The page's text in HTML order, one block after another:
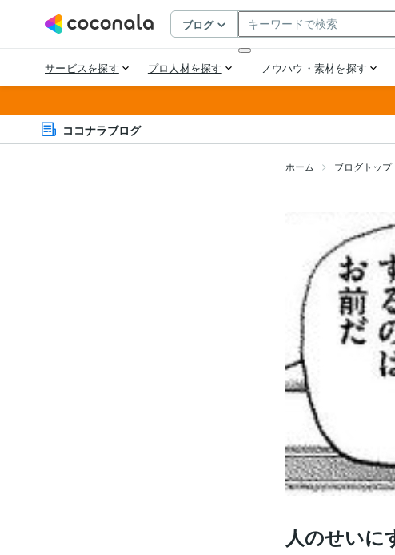
ココナラブログ
ホーム ブログトップ
人のせいに